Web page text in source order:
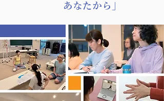
あなたから」